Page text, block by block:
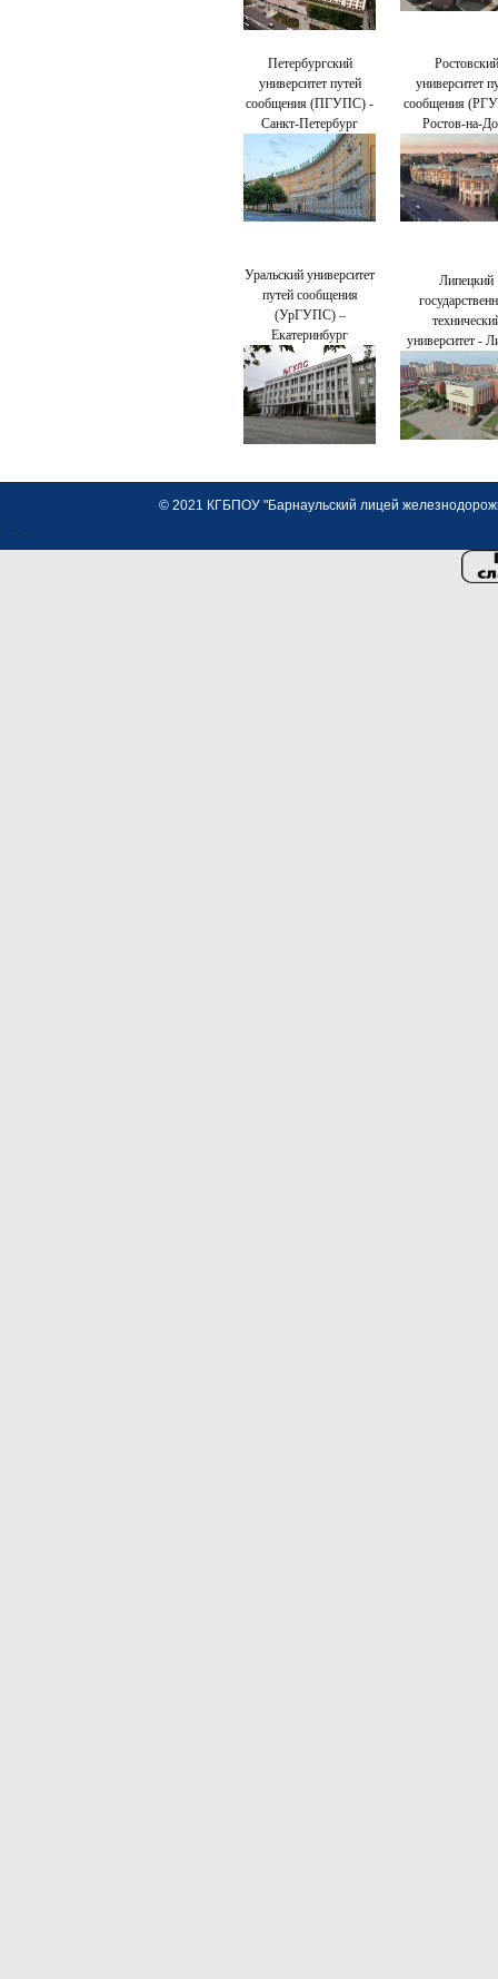
Петербургский
университет путей
сообщения (ПГУПС) -
Санкт-Петербург
Ростовский
университет
сообщения
Ростов-на-
Уральский университет
путей сообщения
(УрГУПС) –
Екатеринбург
Липецкий
университет -
© 2021 КГБПОУ "Барнаульский лицей
<>